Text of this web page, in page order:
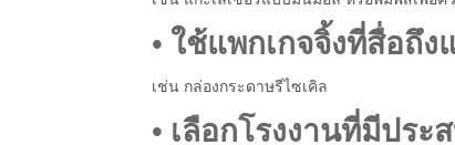
• ใช้แพกเกจจิ้งที่สื่อถึ
เช่น กล่องกระดาษรีไซเคิล
• เลือกโรงงานที่มีปร